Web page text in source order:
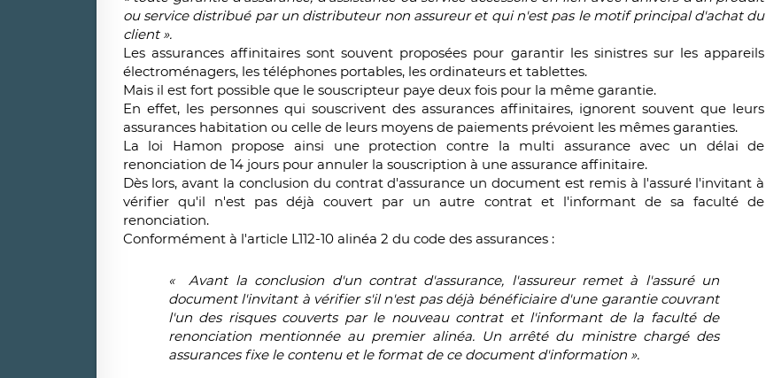
ou service distribué par un distributeur non assureur et qui n'est pas le motif principal d'achat du
client ».
Les assurances affinitaires sont souvent proposées pour garantir les sinistres sur les appareils
électroménagers, les téléphones portables, les ordinateurs et tablettes.
Mais il est fort possible que le souscripteur paye deux fois pour la même garantie.
En effet, les personnes qui souscrivent des assurances affinitaires, ignorent souvent que leurs
assurances habitation ou celle de leurs moyens de paiements prévoient les mêmes garanties.
La loi Hamon propose ainsi une protection contre la multi assurance avec un délai de
renonciation de 14 jours pour annuler la souscription à une assurance affinitaire.
Dès lors, avant la conclusion du contrat d'assurance un document est remis à l'assuré l'invitant à
vérifier qu'il n'est pas déjà couvert par un autre contrat et l'informant de sa faculté de
renonciation.
Conformément à l'article L112-10 alinéa 2 du code des assurances :
« Avant la conclusion d'un contrat d'assurance, l'assureur remet à l'assuré un
document l'invitant à vérifier s'il n'est pas déjà bénéficiaire d'une garantie couvrant
l'un des risques couverts par le nouveau contrat et l'informant de la faculté de
renonciation mentionnée au premier alinéa. Un arrêté du ministre chargé des
assurances fixe le contenu et le format de ce document d'information ».